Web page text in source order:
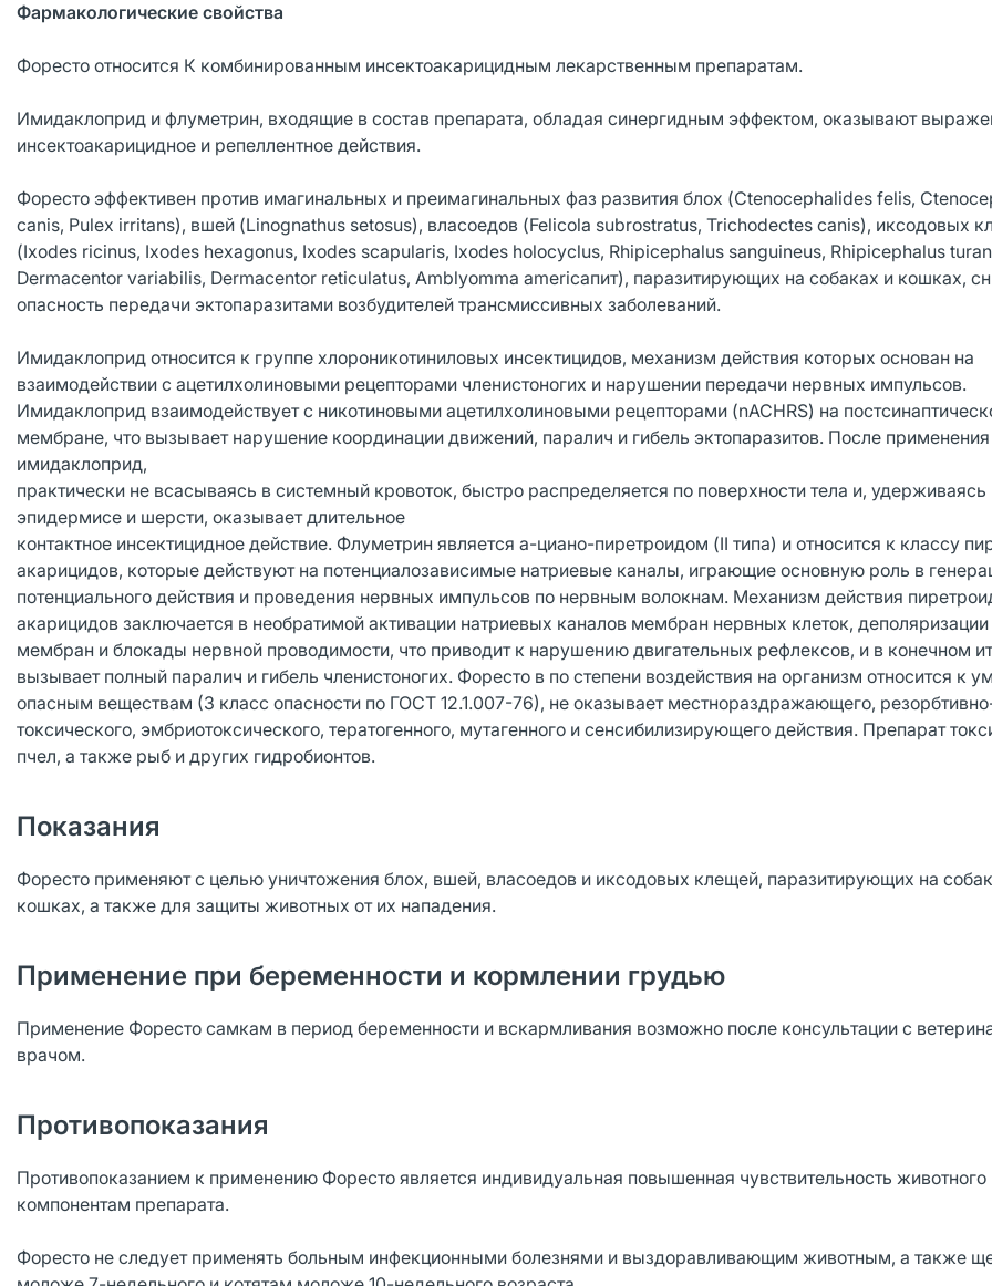
Фармакологические свойства
Форесто относится К комбинированным инсектоакарицидным лекарственным препаратам.
Имидаклоприд и флуметрин, входящие в состав препарата, обладая синергидным эффектом, оказывают
инсектоакарицидное и репеллентное действия.
Форесто эффективен против имагинальных и преимагинальных фаз развития блох (Ctenocephalides felis,
canis, Pulex irritans), вшей (Linognathus setosus), власоедов (Felicola subrostratus, Trichodectes canis), иксодовых
(Ixodes ricinus, Ixodes hexagonus, Ixodes scapularis, Ixodes holocyclus, Rhipicephalus sanguineus, Rhipicephalus
Dermacentor variabilis, Dermacentor reticulatus, Amblyomma americaпит), паразитирующих на собаках и кошках,
опасность передачи эктопаразитами возбудителей трансмиссивных заболеваний.
Имидаклоприд относится к группе хлороникотиниловых инсектицидов, механизм действия которых основан на
взаимодействии с ацетилхолиновыми рецепторами членистоногих и нарушении передачи нервных импульсов.
Имидаклоприд взаимодействует с никотиновыми ацетилхолиновыми рецепторами (nACHRS) на
мембране, что вызывает нарушение координации движений, паралич и гибель эктопаразитов. После применения
имидаклоприд,
практически не всасываясь в системный кровоток, быстро распределяется по поверхности тела и, удерживаясь
эпидермисе и шерсти, оказывает длительное
контактное инсектицидное действие. Флуметрин является а-циано-пиретроидом (II типа) и относится к классу
акарицидов, которые действуют на потенциалозависимые натриевые каналы, играющие основную роль в
потенциального действия и проведения нервных импульсов по нервным волокнам. Механизм действия
акарицидов заключается в необратимой активации натриевых каналов мембран нервных клеток,
мембран и блокады нервной проводимости, что приводит к нарушению двигательных рефлексов, и в конечном
вызывает полный паралич и гибель членистоногих. Форесто в по степени воздействия на организм относится к
опасным веществам (3 класс опасности по ГОСТ 12.1.007-76), не оказывает местнораздражающего,
токсического, эмбриотоксического, тератогенного, мутагенного и сенсибилизирующего действия. Препарат
пчел, а также рыб и других гидробионтов.
Показания
Форесто применяют с целью уничтожения блох, вшей, власоедов и иксодовых клещей, паразитирующих на
кошках, а также для защиты животных от их нападения.
Применение при беременности и кормлении грудью
Применение Форесто самкам в период беременности и вскармливания возможно после консультации с
врачом.
Противопоказания
Противопоказанием к применению Форесто является индивидуальная повышенная чувствительность животного
компонентам препарата.
Форесто не следует применять больным инфекционными болезнями и выздоравливающим животным, а также